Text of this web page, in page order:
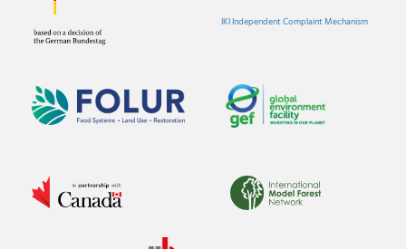
IKI Independent Complaint Mechanism